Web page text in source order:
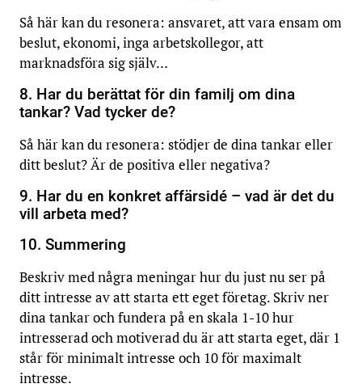
Så här kan du resonera: ansvaret, att vara ensam om
beslut, ekonomi, inga arbetskollegor, att
marknadsföra sig själv…
8. Har du berättat för din familj om dina
tankar? Vad tycker de?
Så här kan du resonera: stödjer de dina tankar eller
ditt beslut? Är de positiva eller negativa?
9. Har du en konkret affärsidé – vad är det du
vill arbeta med?
10. Summering
Beskriv med några meningar hur du just nu ser på
ditt intresse av att starta ett eget företag. Skriv ner
dina tankar och fundera på en skala 1-10 hur
intresserad och motiverad du är att starta eget, där 1
står för minimalt intresse och 10 för maximalt
intresse.